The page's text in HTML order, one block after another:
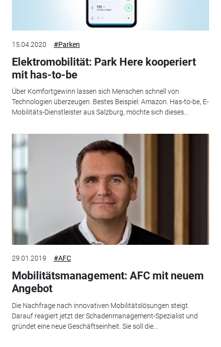
15.04.2020 #Parken
Elektromobilität: Park Here kooperiert
mit has-to-be
Über Komfortgewinn lassen sich Menschen schnell von
Technologien überzeugen. Bestes Beispiel: Amazon. Has-to-be, E-
Mobilitäts-Dienstleister aus Salzburg, möchte sich dieses...
29.01.2019 #AFC
Mobilitätsmanagement: AFC mit neuem
Angebot
Die Nachfrage nach innovativen Mobilitätslösungen steigt.
Darauf reagiert jetzt der Schadenmanagement-Spezialist und
gründet eine neue Geschäftseinheit. Sie soll die...